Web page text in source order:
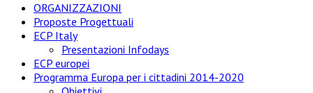
ORGANIZZAZIONI
Proposte Progettuali
ECP Italy
Presentazioni Infodays
ECP europei
Programma Europa per i cittadini 2014-2020